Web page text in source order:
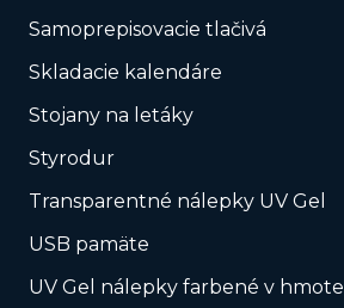
Samoprepisovacie tlačivá
Skladacie kalendáre
Stojany na letáky
Styrodur
Transparentné nálepky UV Gel
USB pamäte
UV Gel nálepky farbené v hmote